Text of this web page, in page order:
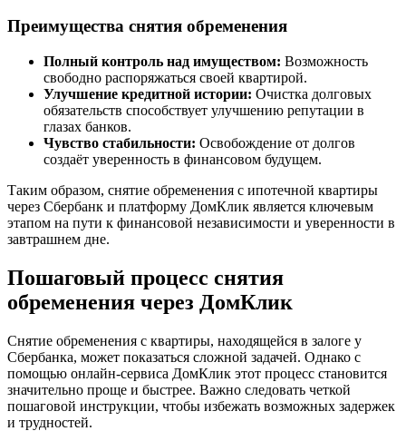
Преимущества снятия обременения
Полный контроль над имуществом: Возможность
свободно распоряжаться своей квартирой.
Улучшение кредитной истории: Очистка долговых
обязательств способствует улучшению репутации в
глазах банков.
Чувство стабильности: Освобождение от долгов
создаёт уверенность в финансовом будущем.
Таким образом, снятие обременения с ипотечной квартиры
через Сбербанк и платформу ДомКлик является ключевым
этапом на пути к финансовой независимости и уверенности в
завтрашнем дне.
Пошаговый процесс снятия
обременения через ДомКлик
Снятие обременения с квартиры, находящейся в залоге у
Сбербанка, может показаться сложной задачей. Однако с
помощью онлайн-сервиса ДомКлик этот процесс становится
значительно проще и быстрее. Важно следовать четкой
пошаговой инструкции, чтобы избежать возможных задержек
и трудностей.